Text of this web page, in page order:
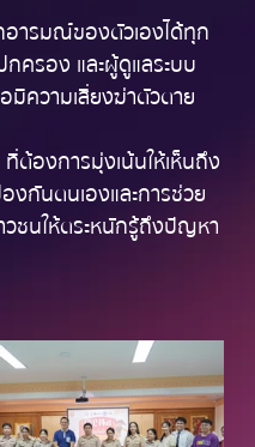
อารมณ์ของตัวเองได้ทุก
ครอง และผู้ดูแลระบบ
มีความเสี่ยงฆ่าตัวตาย
ต้องการมุ่งเน้นให้เห็นถึง
กันตนเองและการช่วย
วชนให้ตระหนักรู้ถึงปัญหา